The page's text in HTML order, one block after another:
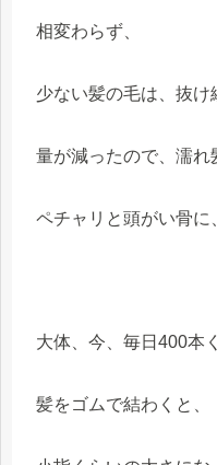
相変わらず、
少ない髪の毛は、抜け
量が減ったので、濡れ
ペチャリと頭がい骨に
大体、今、毎日400本
髪をゴムで結わくと、